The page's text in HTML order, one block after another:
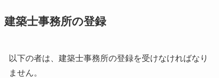
建築士事務所の登録
以下の者は、建築士事務所の登録を受けなければなり
ません。